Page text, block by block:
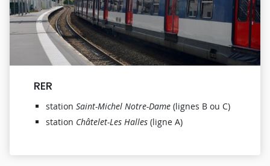
RER
station Saint-Michel Notre-Dame (lignes B ou C)
station Châtelet-Les Halles (ligne A)